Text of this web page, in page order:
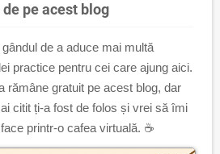
pe acest blog
de a aduce mai multă
practice pentru cei care ajung aici.
rămâne gratuit pe acest blog, dar
citit ți-a fost de folos și vrei să îmi
printr-o cafea virtuală. ☕